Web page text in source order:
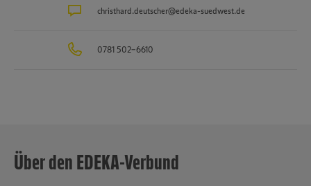
christhard.deutscher@edeka-suedwest.de
0781 502-6610
Über den EDEKA-Verbund